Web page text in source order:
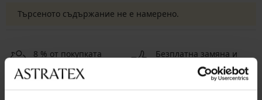
Търсеното съдържание не е намерено.
8 % от покупката
Безплатна замяна и